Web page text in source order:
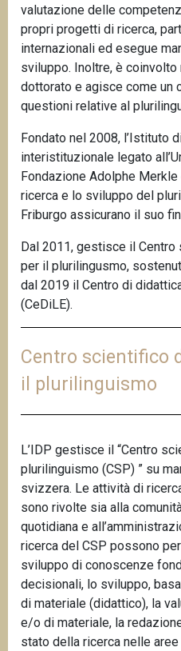
valutazione delle
propri progetti di ricerca,
internazionali ed esegue
sviluppo. Inoltre, è
dottorato e agisce come un
questioni relative al
Fondato nel 2008, l’Istituto
interistituzionale legato
Fondazione Adolphe
ricerca e lo sviluppo del
Friburgo assicurano il suo
Dal 2011, gestisce il
per il plurilingusmo,
dal 2019 il Centro di
(CeDiLE).
Centro scientifico
il plurilinguismo
L’IDP gestisce il “Centro
plurilinguismo (CSP) ” su
svizzera. Le attività di
sono rivolte sia alla
quotidiana e
ricerca del CSP possono
sviluppo di conoscenze
decisionali, lo sviluppo,
di materiale (didattico), la
e/o di materiale, la
stato della ricerca nelle